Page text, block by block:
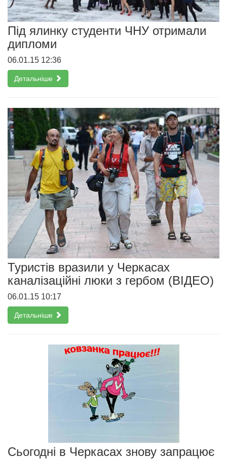
Під ялинку студенти ЧНУ отримали
дипломи
06.01.15 12:36
Детальніше
Туристів вразили у Черкасах
каналізаційні люки з гербом (ВІДЕО)
06.01.15 10:17
Детальніше
Cьогодні в Черкасах знову запрацює